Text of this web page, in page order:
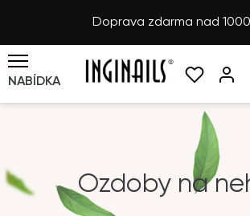
Doprava zdarma nad
NABÍDKA
Ozdoby na